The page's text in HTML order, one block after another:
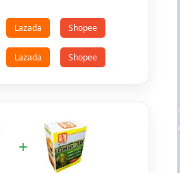
Lazada Shopee
Lazada Shopee
+